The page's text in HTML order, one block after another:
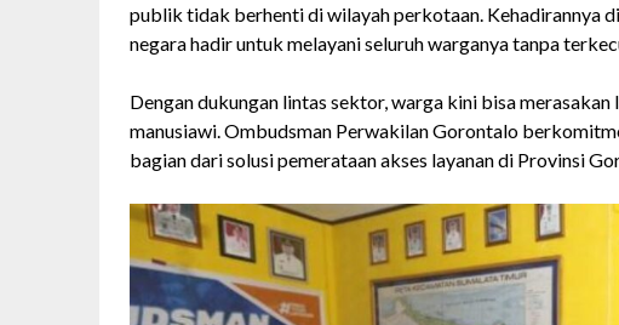
publik tidak berhenti di wilayah perkotaan. Kehadirannya
negara hadir untuk melayani seluruh warganya tanpa
Dengan dukungan lintas sektor, warga kini bisa
manusiawi. Ombudsman Perwakilan Gorontalo
bagian dari solusi pemerataan akses layanan di Provinsi